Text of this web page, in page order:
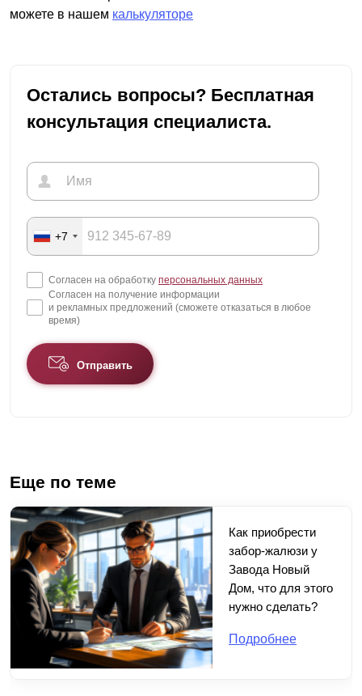
можете в нашем калькуляторе
Остались вопросы? Бесплатная
консультация специалиста.
+7
Согласен на обработку персональных данных
Согласен на получение информации
и рекламных предложений (сможете отказаться в любое
время)
Отправить
Еще по теме
Как приобрести
забор-жалюзи у
Завода Новый
Дом, что для этого
нужно сделать?
Подробнее